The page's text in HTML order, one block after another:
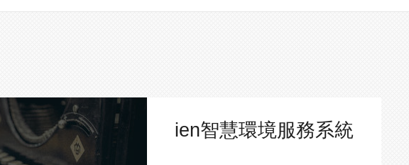
ien智慧環境服務系統